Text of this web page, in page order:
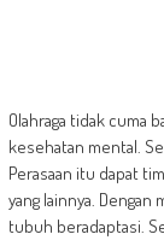
Olahraga tidak cuma
kesehatan mental.
Perasaan itu dapat
yang lainnya.
tubuh beradaptasi.